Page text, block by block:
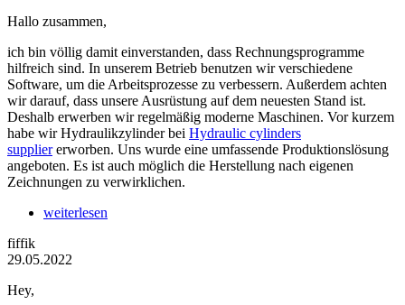
Hallo zusammen,
ich bin völlig damit einverstanden, dass Rechnungsprogramme
hilfreich sind. In unserem Betrieb benutzen wir verschiedene
Software, um die Arbeitsprozesse zu verbessern. Außerdem achten
wir darauf, dass unsere Ausrüstung auf dem neuesten Stand ist.
Deshalb erwerben wir regelmäßig moderne Maschinen. Vor kurzem
habe wir Hydraulikzylinder bei Hydraulic cylinders
suppliererworben. Uns wurde eine umfassende Produktionslösung
angeboten. Es ist auch möglich die Herstellung nach eigenen
Zeichnungen zu verwirklichen.
weiterlesen
fiffik
29.05.2022
Hey,